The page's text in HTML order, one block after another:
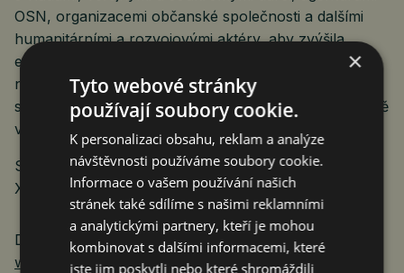
OSN, organizacemi občanské společnosti a dalšími
humanitárními a rozvojovými aktéry, aby zvýšila
efektivitu a ukončila izolovanou pomoc. ECW
naléhavě vyzývá dárce z veřejného i soukromého
sektoru k další podpoře, aby bylo možné pomoct ještě
více zranitelným dětem a dospívajícím.
Sledujte organizaci ECW na síti
X/Twitteru:@EduCannotWait@KentPage
Další informace najdete na webu:
www.educationcannotwait.org
×
Tyto webové stránky
používají soubory cookie.
K personalizaci obsahu, reklam a analýze
návštěvnosti používáme soubory cookie.
Informace o vašem používání našich
stránek také sdílíme s našimi reklamními
a analytickými partnery, kteří je mohou
kombinovat s dalšími informacemi, které
jste jim poskytli nebo které shromáždili